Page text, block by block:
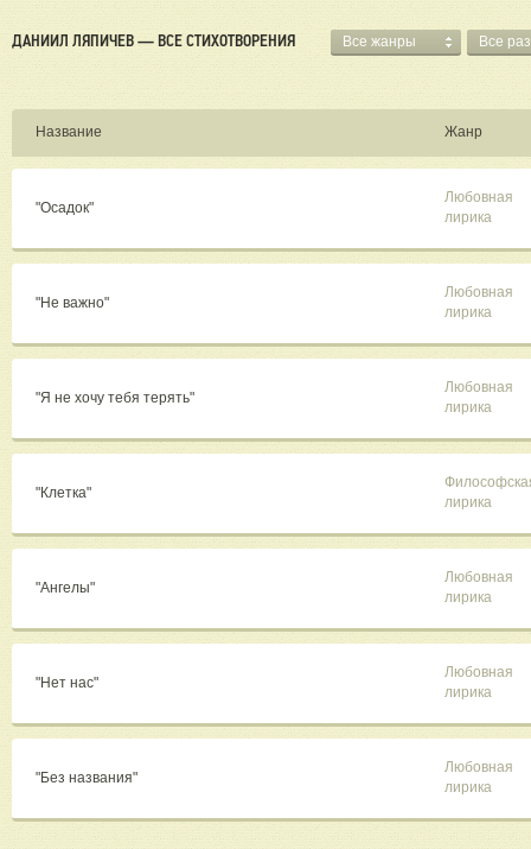
ДАНИИЛ ЛЯПИЧЕВ — ВСЕ СТИХОТВОРЕНИЯ Все жанры Все
Название Жанр
"Осадок"
Любовная
лирика
"Не важно"
Любовная
лирика
"Я не хочу тебя терять"
Любовная
лирика
"Клетка"
лирика
"Ангелы"
Любовная
лирика
"Нет нас"
Любовная
лирика
"Без названия"
Любовная
лирика